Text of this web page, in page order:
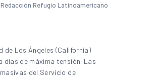
Refugio Latinoamericano
de Los Ángeles (California)
días de máxima tensión. Las
del Servicio de